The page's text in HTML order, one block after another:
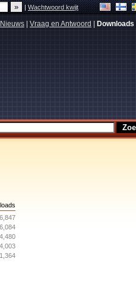
|Wachtwoord kwijt
Nieuws Vraag en Antwoord Downloads
6,084
4,480
4,003
1,364